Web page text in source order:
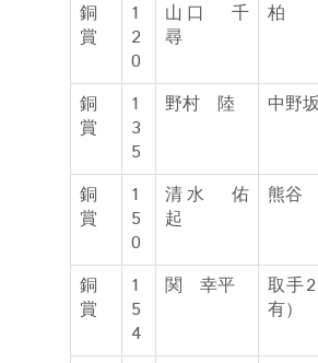
銅
賞
1
2
0
山口 千
尋
柏
銅
賞
1
3
5
野村 陸 中野
銅
賞
1
5
0
清水 佑
起
熊谷
銅
賞
1
5
4
関 幸平
取手
有）